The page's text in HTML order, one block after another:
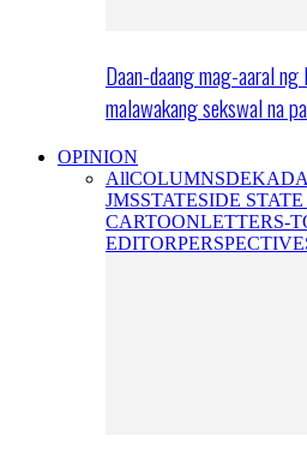
Daan-daang mag-aaral ng
malawakang sekswal na
OPINION
AllCOLUMNS
JMSSTATESIDE
CARTOONLETTERS-
EDITOR